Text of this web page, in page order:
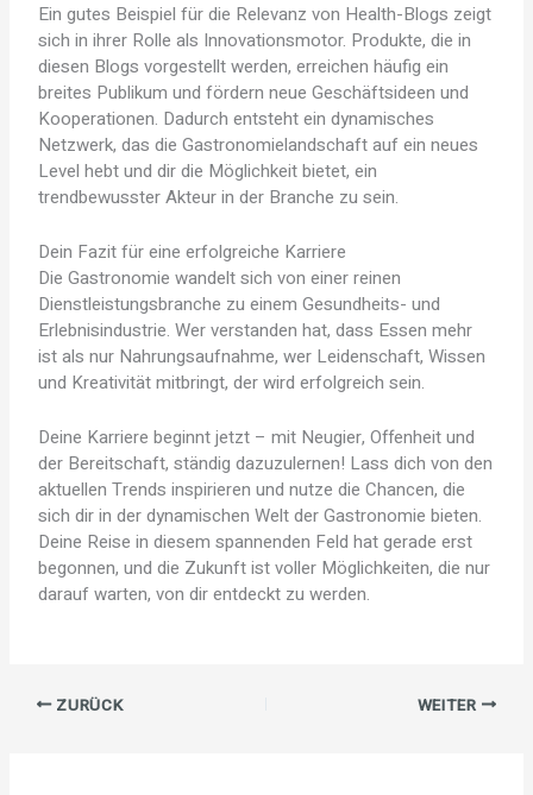
Ein gutes Beispiel für die Relevanz von Health-Blogs zeigt
sich in ihrer Rolle als Innovationsmotor. Produkte, die in
diesen Blogs vorgestellt werden, erreichen häufig ein
breites Publikum und fördern neue Geschäftsideen und
Kooperationen. Dadurch entsteht ein dynamisches
Netzwerk, das die Gastronomielandschaft auf ein neues
Level hebt und dir die Möglichkeit bietet, ein
trendbewusster Akteur in der Branche zu sein.
Dein Fazit für eine erfolgreiche Karriere
Die Gastronomie wandelt sich von einer reinen
Dienstleistungsbranche zu einem Gesundheits- und
Erlebnisindustrie. Wer verstanden hat, dass Essen mehr
ist als nur Nahrungsaufnahme, wer Leidenschaft, Wissen
und Kreativität mitbringt, der wird erfolgreich sein.
Deine Karriere beginnt jetzt – mit Neugier, Offenheit und
der Bereitschaft, ständig dazuzulernen! Lass dich von den
aktuellen Trends inspirieren und nutze die Chancen, die
sich dir in der dynamischen Welt der Gastronomie bieten.
Deine Reise in diesem spannenden Feld hat gerade erst
begonnen, und die Zukunft ist voller Möglichkeiten, die nur
darauf warten, von dir entdeckt zu werden.
ZURÜCK WEITER